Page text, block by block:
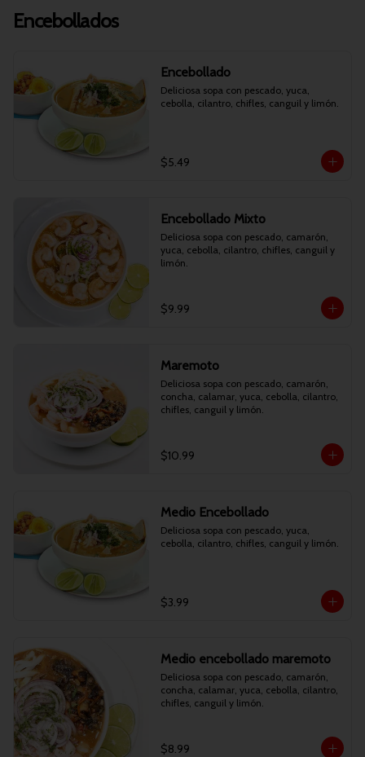
Encebollados
Encebollado
Deliciosa sopa con pescado, yuca,
cebolla, cilantro, chifles, canguil y limón.
$5.49
Encebollado Mixto
Deliciosa sopa con pescado, camarón,
yuca, cebolla, cilantro, chifles, canguil y
limón.
$9.99
Maremoto
Deliciosa sopa con pescado, camarón,
concha, calamar, yuca, cebolla, cilantro,
chifles, canguil y limón.
$10.99
Medio Encebollado
Deliciosa sopa con pescado, yuca,
cebolla, cilantro, chifles, canguil y limón.
$3.99
Medio encebollado maremoto
Deliciosa sopa con pescado, camarón,
concha, calamar, yuca, cebolla, cilantro,
chifles, canguil y limón.
$8.99